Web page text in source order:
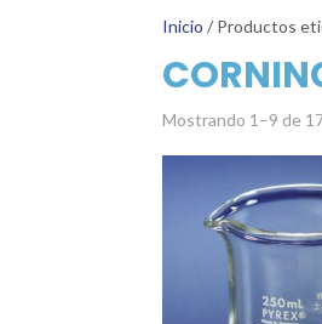
Inicio / Productos
Mostrando 1–9 de